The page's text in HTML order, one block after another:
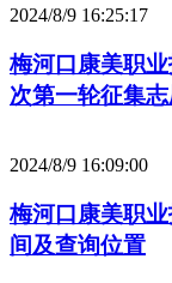
2024/8/9 16:25:17
梅河口康美职
次第一轮征集
2024/8/9 16:09:00
梅河口康美职
间及查询位置